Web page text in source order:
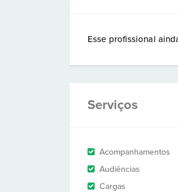
Esse profissional
Serviços
Acompanhamentos
Audiências
Cargas